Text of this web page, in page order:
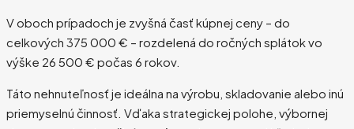
V oboch prípadoch je zvyšná časť kúpnej ceny – do
celkových 375 000 € – rozdelená do ročných splátok vo
výške 26 500 € počas 6 rokov.
Táto nehnuteľnosť je ideálna na výrobu, skladovanie alebo inú
priemyselnú činnosť. Vďaka strategickej polohe, výbornej